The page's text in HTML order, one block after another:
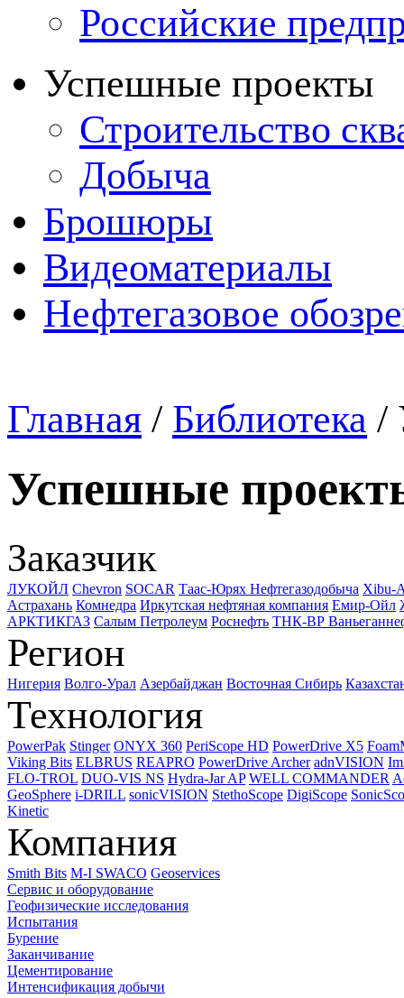
Российские
Успешные проекты
Строительство
Добыча
Брошюры
Видеоматериалы
Нефтегазовое
Главная / Библиотека /
Успешные
Заказчик
ЛУКОЙЛ Chevron SOCAR Таас-Юрях Нефтегазодобыча Xibu-
Астрахань Комнедра Иркутская нефтяная компания Емир-Ойл
АРКТИКГАЗ Салым Петролеум Роснефть ТНК-ВР
Регион
Нигерия Волго-Урал Азербайджан Восточная Сибирь
Технология
PowerPak Stinger ONYX 360 PeriScope HD PowerDrive X5
Viking Bits ELBRUS REAPRO PowerDrive Archer adnVISION
FLO-TROL DUO-VIS NS Hydra-Jar AP WELL COMMANDER
GeoSphere i-DRILL sonicVISION StethoScope DigiScope
Kinetic
Компания
Smith Bits M-I SWACO Geoservices
Сервис и оборудование
Геофизические исследования
Испытания
Бурение
Заканчивание
Цементирование
Интенсификация добычи